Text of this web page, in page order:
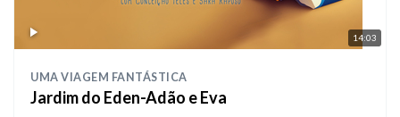
14:03
UMA VIAGEM FANTÁSTICA
Jardim do Eden-Adão e Eva